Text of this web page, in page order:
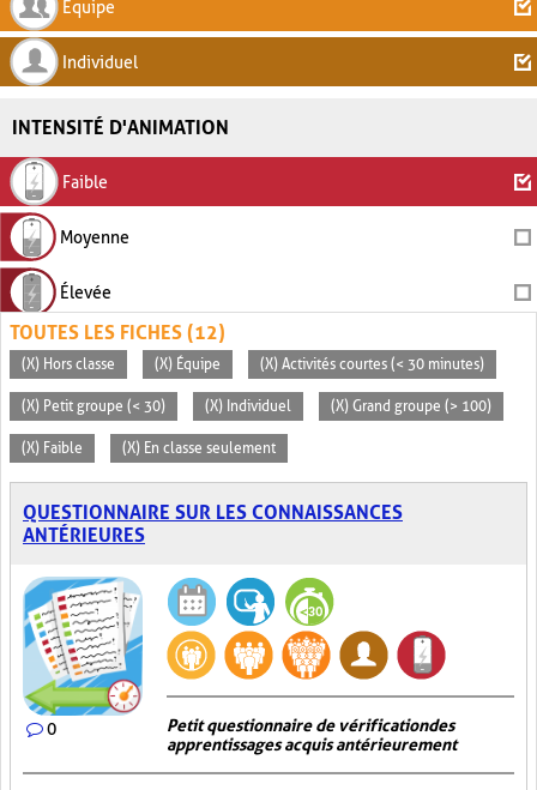
Équipe
Individuel
INTENSITÉ D'ANIMATION
Faible
Moyenne
Élevée
TOUTES LES FICHES (12)
(X) Hors classe (X) Équipe (X) Activités courtes (< 30 minutes)
(X) Petit groupe (< 30) (X) Individuel (X) Grand groupe (> 100)
(X) Faible (X) En classe seulement
QUESTIONNAIRE SUR LES CONNAISSANCES
ANTÉRIEURES
0
Petit questionnaire de vérification des
apprentissages acquis antérieurement